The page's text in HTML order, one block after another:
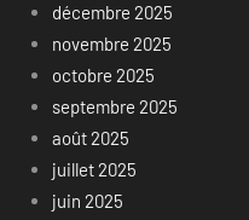
décembre 2025
novembre 2025
octobre 2025
septembre 2025
août 2025
juillet 2025
juin 2025